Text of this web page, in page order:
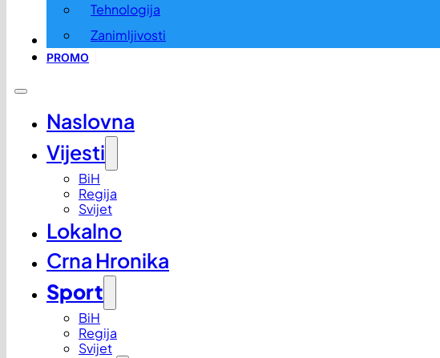
Tehnologija
Zanimljivosti
OGLASI I KONKURSI
PROMO
Naslovna
Vijesti
BiH
Regija
Svijet
Lokalno
Crna Hronika
Sport
BiH
Regija
Svijet